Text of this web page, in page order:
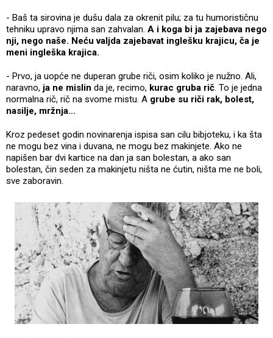
- Baš ta sirovina je dušu dala za okrenit pilu; za tu humorističnu
tehniku upravo njima san zahvalan. A i koga bi ja zajebava nego
nji, nego naše. Neću valjda zajebavat inglešku krajicu, ča je
meni ingleška krajica.
- Prvo, ja uopće ne duperan grube riči, osim koliko je nužno. Ali,
naravno, ja ne mislin da je, recimo, kurac gruba rič. To je jedna
normalna rič, rič na svome mistu. A grube su riči rak, bolest,
nasilje, mržnja...
Kroz pedeset godin novinarenja ispisa san cilu bibjoteku, i ka šta
ne mogu bez vina i duvana, ne mogu bez makinjete. Ako ne
napišen bar dvi kartice na dan ja san bolestan, a ako san
bolestan, čin seden za makinjetu ništa ne ćutin, ništa me ne boli,
sve zaboravin.